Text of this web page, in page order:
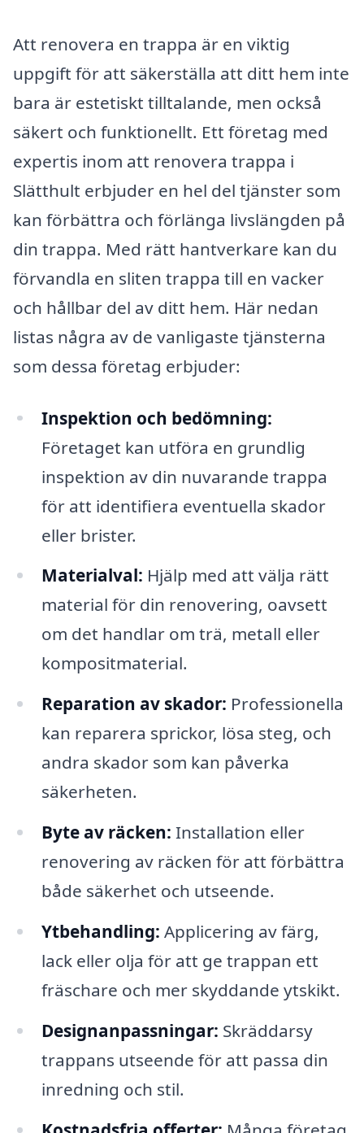
Att renovera en trappa är en viktig
uppgift för att säkerställa att ditt hem inte
bara är estetiskt tilltalande, men också
säkert och funktionellt. Ett företag med
expertis inom att renovera trappa i
Slätthult erbjuder en hel del tjänster som
kan förbättra och förlänga livslängden på
din trappa. Med rätt hantverkare kan du
förvandla en sliten trappa till en vacker
och hållbar del av ditt hem. Här nedan
listas några av de vanligaste tjänsterna
som dessa företag erbjuder:
Inspektion och bedömning:
Företaget kan utföra en grundlig
inspektion av din nuvarande trappa
för att identifiera eventuella skador
eller brister.
Materialval: Hjälp med att välja rätt
material för din renovering, oavsett
om det handlar om trä, metall eller
kompositmaterial.
Reparation av skador: Professionella
kan reparera sprickor, lösa steg, och
andra skador som kan påverka
säkerheten.
Byte av räcken: Installation eller
renovering av räcken för att förbättra
både säkerhet och utseende.
Ytbehandling: Applicering av färg,
lack eller olja för att ge trappan ett
fräschare och mer skyddande ytskikt.
Designanpassningar: Skräddarsy
trappans utseende för att passa din
inredning och stil.